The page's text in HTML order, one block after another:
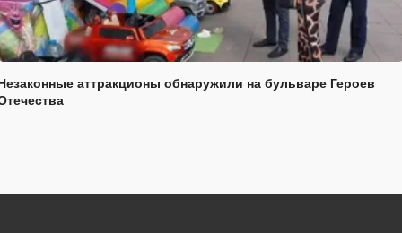
аттракционы обнаружили на бульваре Героев